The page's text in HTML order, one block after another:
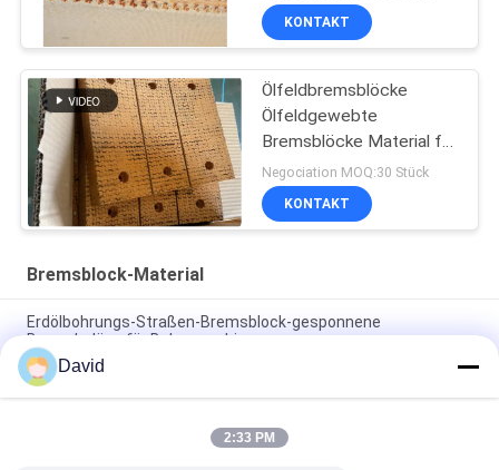
Ölbrunnen
KONTAKT
Ölfeldbremsblöcke
Ölfeldgewebte
Bremsblöcke Material für
Pile Driver Bohrgerät
Negociation MOQ:30 Stück
KONTAKT
Bremsblock-Material
Erdölbohrungs-Straßen-Bremsblock-gesponnene
Bremsbeläge für Bohrmaschinen
Asbestfreier gewebter Bremsbelag, gewebter Bremsblock,
gewebter Bremsbelag für Ölbohrungen
Bohrmaschine Gewebte Bremsbeläge Harzbremsblöcke für
David
2:33 PM